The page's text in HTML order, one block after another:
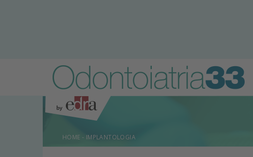
HOME - IMPLANTOLOGIA